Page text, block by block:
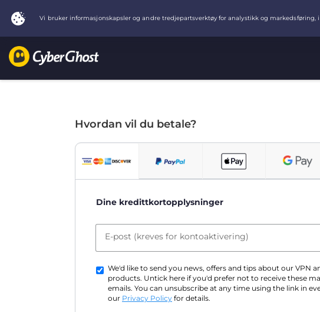
Hvordan vil du betale?
Dine kredittkortopplysninger
E-post (kreves for kontoaktivering)
We'd like to send you news, offers and tips about our VPN
products. Untick here if you'd prefer not to receive these
emails. You can unsubscribe at any time using the link in
our Privacy Policy for details.